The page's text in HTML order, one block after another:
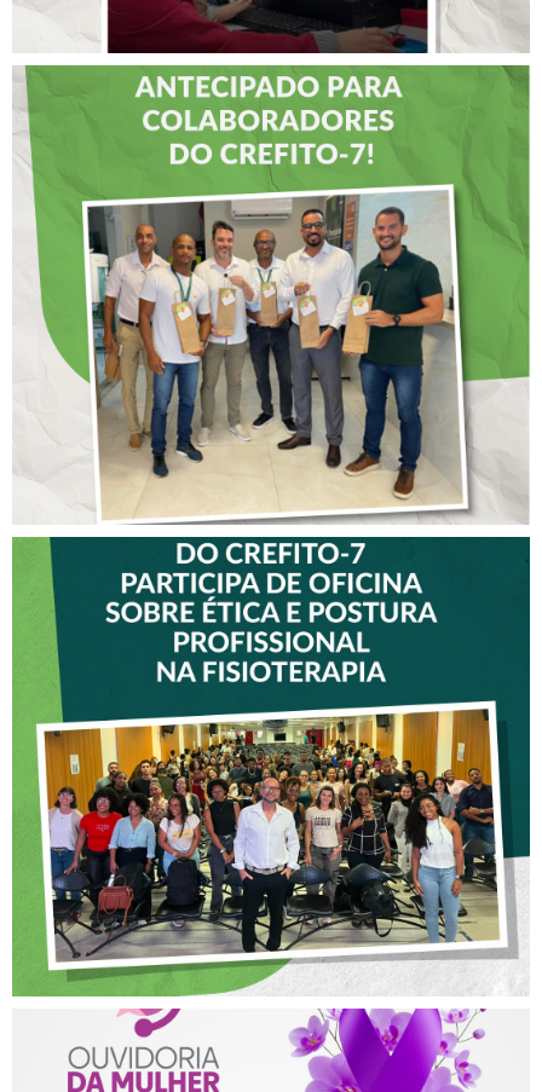
DIA DOS PAIS É
ANTECIPADO PARA
COLABORADORES DO
CREFITO-7
VICE-PRESIDENTE DO
CREFITO-7 PARTICIPA DE
OFICINA SOBRE ÉTICA E
POSTURA PROFISSIONAL
NA FISIOTERAPIA